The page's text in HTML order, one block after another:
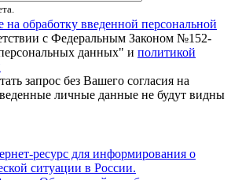
на обработку введенной персональной
с Федеральным Законом №152-
данных" и политикой
запрос без Вашего согласия на
личные данные не будут видны